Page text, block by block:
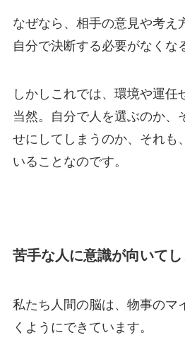
なぜなら、相手の意見や考え
自分で決断する必要がなくな
しかしこれでは、環境や運任
当然。自分で人を選ぶのか、
せにしてしまうのか、それも
いることなのです。
苦手な人に意識が向いて
私たち人間の脳は、物事のマ
くようにできています。